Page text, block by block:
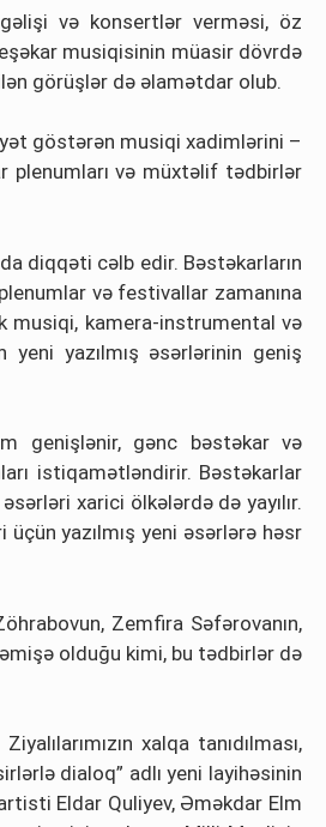
gəlişi və konsertlər verməsi, öz
musiqisinin müasir dövrdə
görüşlər də əlamətdar olub.
göstərən musiqi xadimlərini –
plenumları və müxtəlif tədbirlər
diqqəti cəlb edir. Bəstəkarların
və festivallar zamanına
musiqi, kamera-instrumental və
yazılmış əsərlərinin geniş
genişlənir, gənc bəstəkar və
istiqamətləndirir. Bəstəkarlar
xarici ölkələrdə də yayılır.
yazılmış yeni əsərlərə həsr
Zemfira Səfərovanın,
olduğu kimi, bu tədbirlər də
xalqa tanıdılması,
dialoq” adlı yeni layihəsinin
Eldar Quliyev, Əməkdar Elm